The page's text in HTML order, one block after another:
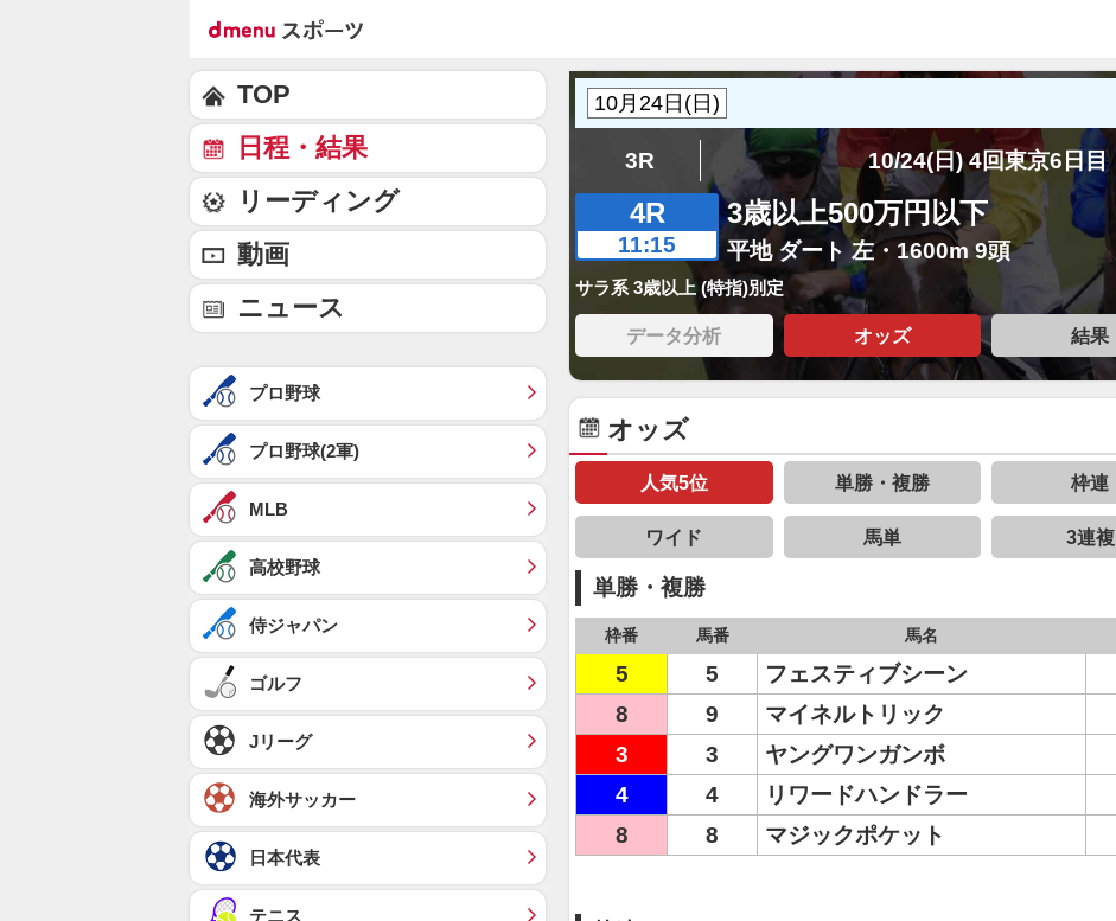
3R 10/24(日) 4回東京6日目
4R
11:15
3歳以上500万円以下
平地 ダート 左・1600m 9頭
サラ系 3歳以上 (特指)別定
データ分析 オッズ 結果
オッズ
人気5位 単勝・複勝 枠連
ワイド 馬単 3連複
単勝・複勝
枠番 馬番 馬名
5 5 フェスティブシーン
8
9 マイネルトリック
3
3 ヤングワンガンボ
4
4 リワードハンドラー
8
8 マジックポケット
TOP
日程・結果
リーディング
動画
ニュース
プロ野球
プロ野球(2軍)
MLB
高校野球
侍ジャパン
ゴルフ
Jリーグ
海外サッカー
日本代表
テニス